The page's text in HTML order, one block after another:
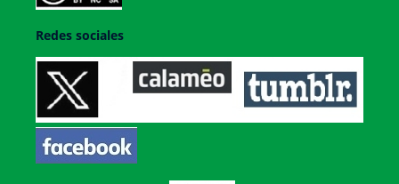
Redes sociales